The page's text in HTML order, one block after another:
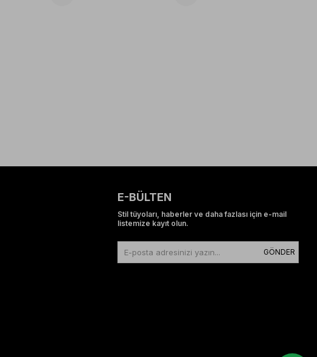
E-BÜLTEN
Stil tüyoları, haberler ve daha fazlası için e-mail
listemize kayıt olun.
GÖNDER